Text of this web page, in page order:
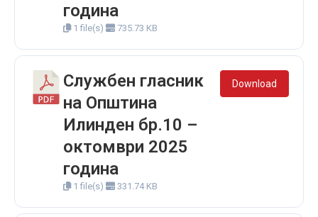
година
1 file(s) 735.73 KB
Службен гласник
на Општина
Илинден бр.10 –
октомври 2025
година
1 file(s) 331.74 KB
Download